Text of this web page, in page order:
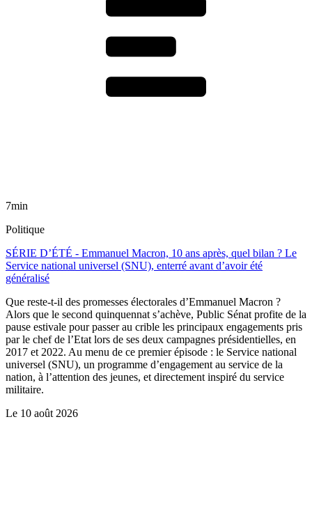
7min
Politique
SÉRIE D’ÉTÉ - Emmanuel Macron, 10 ans après, quel bilan ? Le
Service national universel (SNU), enterré avant d’avoir été
généralisé
Que reste-t-il des promesses électorales d’Emmanuel Macron ?
Alors que le second quinquennat s’achève, Public Sénat profite de la
pause estivale pour passer au crible les principaux engagements pris
par le chef de l’Etat lors de ses deux campagnes présidentielles, en
2017 et 2022. Au menu de ce premier épisode : le Service national
universel (SNU), un programme d’engagement au service de la
nation, à l’attention des jeunes, et directement inspiré du service
militaire.
Le 10 août 2026